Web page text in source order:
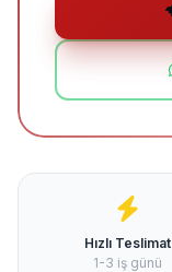
Hızlı Teslimat
1-3 iş günü